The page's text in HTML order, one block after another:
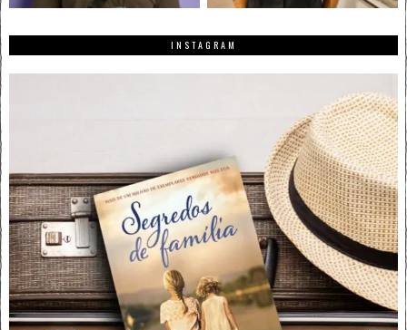
INSTAGRAM